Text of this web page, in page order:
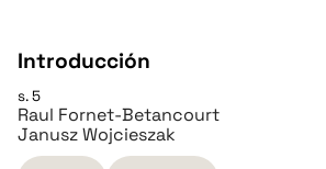
Introducción
s. 5
Raul Fornet-Betancourt
Janusz Wojcieszak